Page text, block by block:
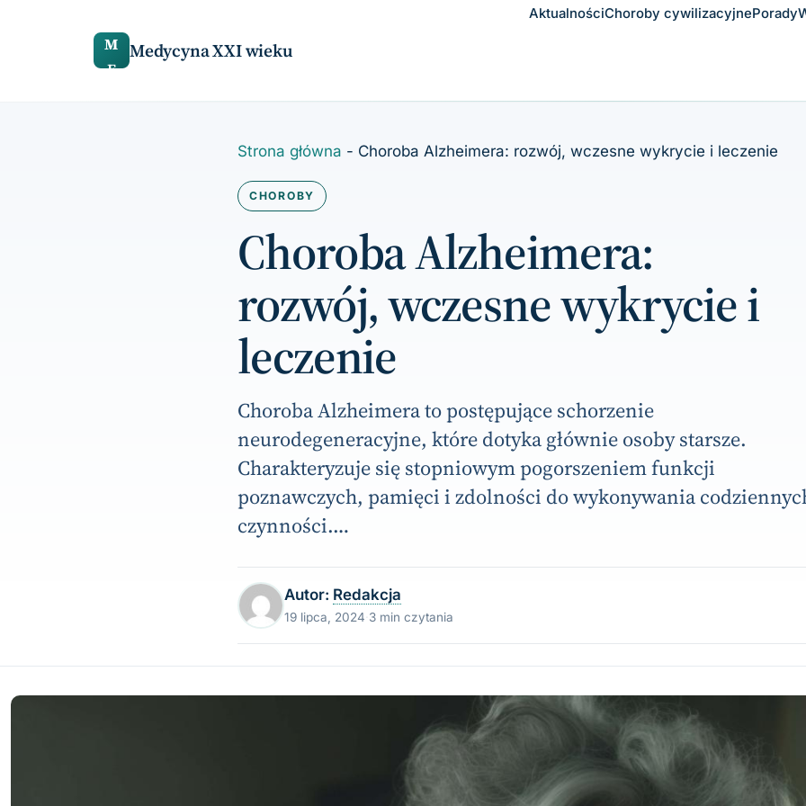
M
E
Medycyna XXI wieku
AktualnościChoroby cywilizacyjnePorady
Strona główna - Choroba Alzheimera: rozwój, wczesne wykrycie i leczenie
CHOROBY
Choroba Alzheimera:
rozwój, wczesne wykrycie i
leczenie
Choroba Alzheimera to postępujące schorzenie
neurodegeneracyjne, które dotyka głównie osoby starsze.
Charakteryzuje się stopniowym pogorszeniem funkcji
poznawczych, pamięci i zdolności do wykonywania
czynności.…
Autor: Redakcja
19 lipca, 2024 3 min czytania